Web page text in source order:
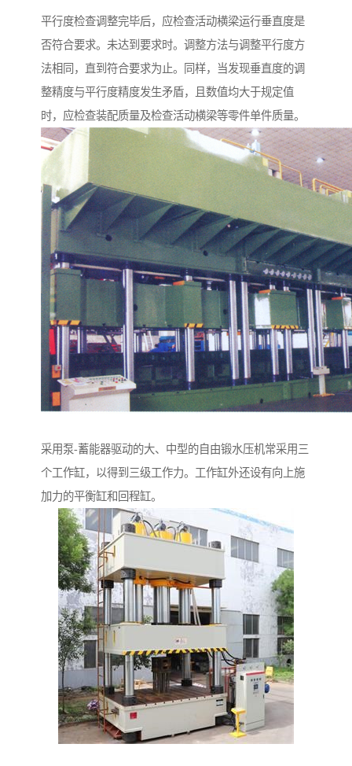
平行度检查调整完毕后，应检查活动横梁运行垂直度是
否符合要求。未达到要求时。调整方法与调整平行度方
法相同，直到符合要求为止。同样，当发现垂直度的调
整精度与平行度精度发生矛盾，且数值均大于规定值
时，应检查装配质量及检查活动横梁等零件单件质量。
采用泵-蓄能器驱动的大、中型的自由锻水压机常采用三
个工作缸，以得到三级工作力。工作缸外还设有向上施
加力的平衡缸和回程缸。